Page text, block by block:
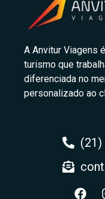
A Anvitur Viagens
turismo que
diferenciada no
personalizado ao
(21)